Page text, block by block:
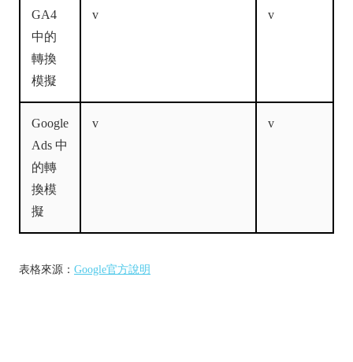
GA4
中的
轉換
模擬
v v
Google
Ads 中
的轉
換模
擬
v v
表格來源： Google官方說明